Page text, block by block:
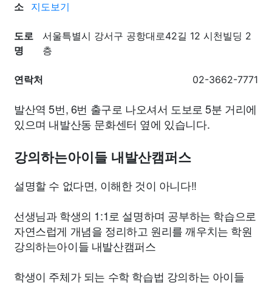
소
지도보기
도로
명
서울특별시 강서구 공항대로42길 12 시천빌딩 2
층
연락처 02-3662-7771
발산역 5번, 6번 출구로 나오셔서 도보로 5분 거리에
있으며 내발산동 문화센터 옆에 있습니다.
강의하는아이들 내발산캠퍼스
설명할 수 없다면, 이해한 것이 아니다!!
선생님과 학생의 1:1로 설명하며 공부하는 학습으로
자연스럽게 개념을 정리하고 원리를 깨우치는 학원
강의하는아이들 내발산캠퍼스
학생이 주체가 되는 수학 학습법 강의하는 아이들